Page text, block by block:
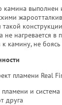
камина
такой
не нагревается в
к камину, не
пламени Real
и система
друга